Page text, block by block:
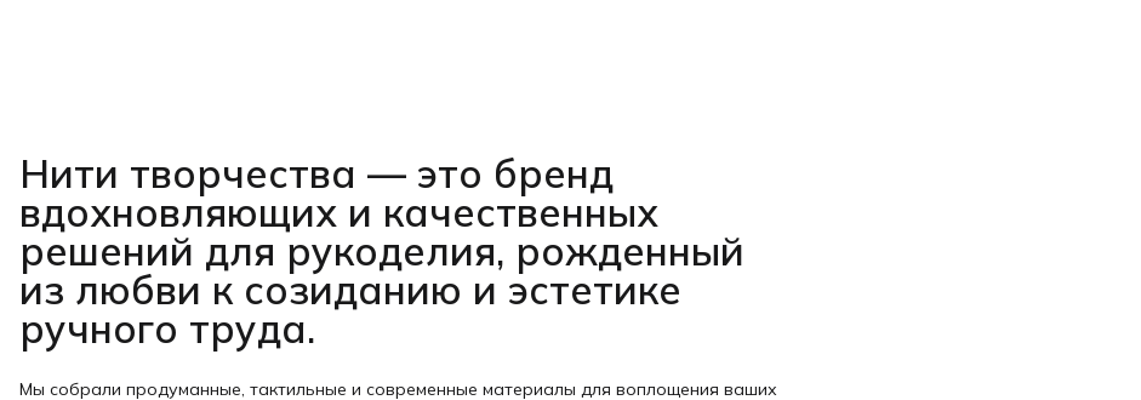
Нити творчества — это бренд
вдохновляющих и качественных
решений для рукоделия, рожденный
из любви к созиданию и эстетике
ручного труда.
Мы собрали продуманные, тактильные и современные материалы для воплощения ваших